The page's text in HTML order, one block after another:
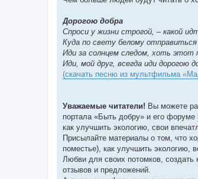
Дорогою добра
Спроси у жизни строгой, – какой
Куда по свету белому
Иди за солнцем следом, хоть этот
Иди, мой друг, всегда иди дорогою
(скачать песню из мультфильма
Уважаемые читатели! Вы можете
портала «Быть добру» и его форуме
как улучшить экологию, свои
Присылайте материалы о том, что
поместье), как улучшить экологию,
Любви для своих потомков,
отзывов и предложений.